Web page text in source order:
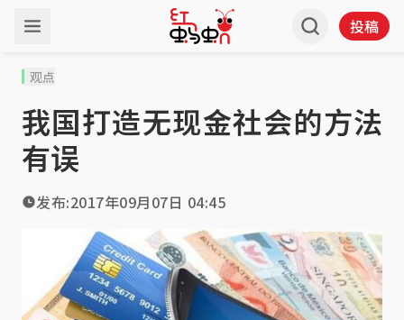
投稿
观点
我国打造无现金社会的方法
有误
发布:2017年09月07日 04:45